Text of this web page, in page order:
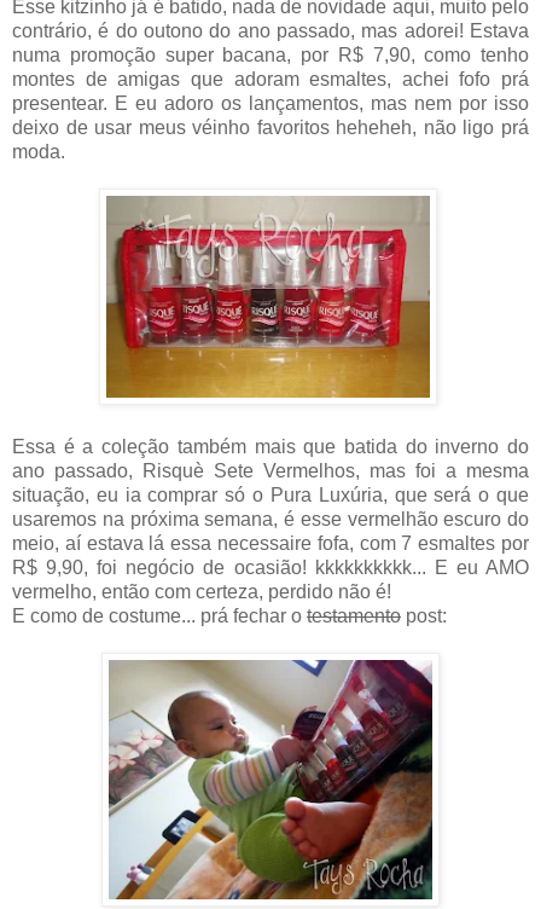
Esse kitzinho já é batido, nada de novidade aqui, muito pelo
contrário, é do outono do ano passado, mas adorei! Estava
numa promoção super bacana, por R$ 7,90, como tenho
montes de amigas que adoram esmaltes, achei fofo prá
presentear. E eu adoro os lançamentos, mas nem por isso
deixo de usar meus véinho favoritos heheheh, não ligo prá
moda.
Essa é a coleção também mais que batida do inverno do
ano passado, Risquè Sete Vermelhos, mas foi a mesma
situação, eu ia comprar só o Pura Luxúria, que será o que
usaremos na próxima semana, é esse vermelhão escuro do
meio, aí estava lá essa necessaire fofa, com 7 esmaltes por
R$ 9,90, foi negócio de ocasião! kkkkkkkkkk... E eu AMO
vermelho, então com certeza, perdido não é!
E como de costume... prá fechar o testamento post: